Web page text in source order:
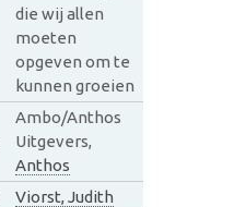
die wij allen
moeten
opgeven om te
kunnen groeien
Ambo/Anthos
Uitgevers,
Anthos
Viorst, Judith